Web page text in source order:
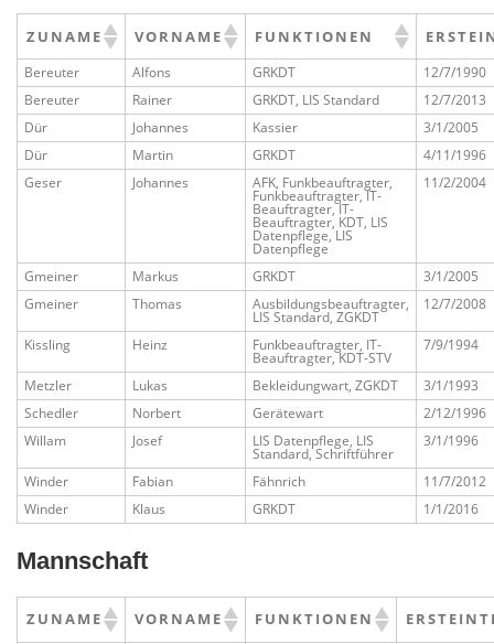
ZUNAME VORNAME FUNKTIONEN
Bereuter Alfons GRKDT
12/7/1990
Bereuter
Rainer GRKDT, LIS Standard
12/7/2013
Dür
Johannes Kassier
3/1/2005
Dür
Martin GRKDT
4/11/1996
Geser
Johannes AFK, Funkbeauftragter,
Funkbeauftragter, IT-
Beauftragter, IT-
Beauftragter, KDT, LIS
Datenpflege, LIS
Datenpflege
11/2/2004
Gmeiner Markus GRKDT
3/1/2005
Gmeiner
Thomas Ausbildungsbeauftragter,
LIS Standard, ZGKDT
12/7/2008
Kissling Heinz Funkbeauftragter, IT-
Beauftragter, KDT-STV
7/9/1994
Metzler Lukas Bekleidungwart, ZGKDT
3/1/1993
Schedler
Norbert Gerätewart
2/12/1996
Willam
Josef LIS Datenpflege, LIS
Standard, Schriftführer
3/1/1996
Winder Fabian Fähnrich
11/7/2012
Winder
Klaus GRKDT 1/1/2016
Mannschaft
ZUNAME VORNAME FUNKTIONEN